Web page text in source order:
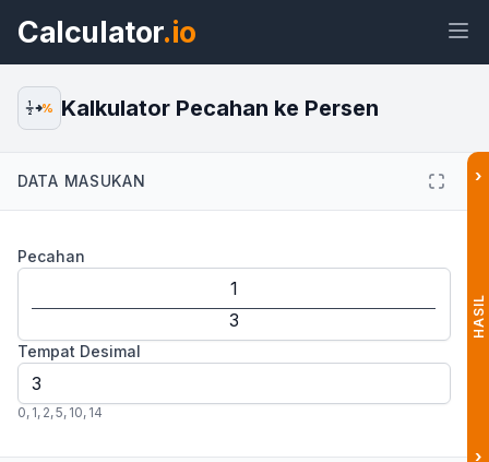
Calculator.io
Persen Widget
1
2
% Kalkulator Pecahan ke Persen
DATA MASUKAN
Pecahan
Tempat Desimal
0, 1, 2,5, 10, 14
›
HASIL
›